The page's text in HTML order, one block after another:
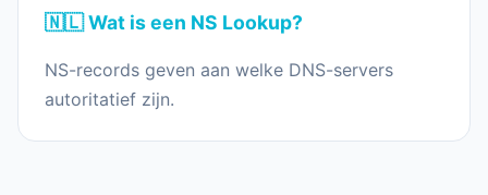
🇳🇱 Wat is een NS Lookup?
NS-records geven aan welke DNS-servers
autoritatief zijn.